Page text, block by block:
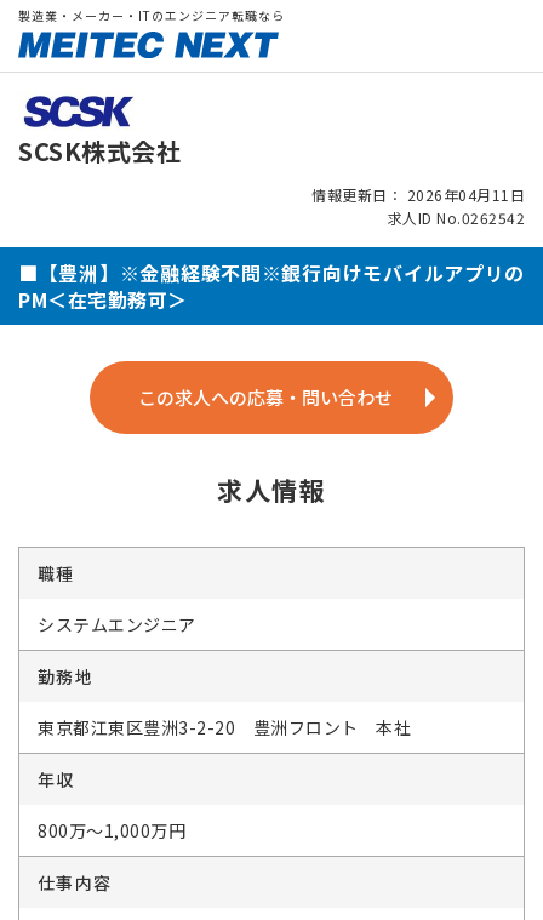
製造業・メーカー・ITのエンジニア転職なら
SCSK株式会社
情報更新日： 2026年04月11日
求人ID No.0262542
■【豊洲】※金融経験不問※銀行向けモバイルアプリの
PM＜在宅勤務可＞
この求人への応募・問い合わせ
求人情報
職種
システムエンジニア
勤務地
東京都江東区豊洲3-2-20 豊洲フロント 本社
年収
800万～1,000万円
仕事内容